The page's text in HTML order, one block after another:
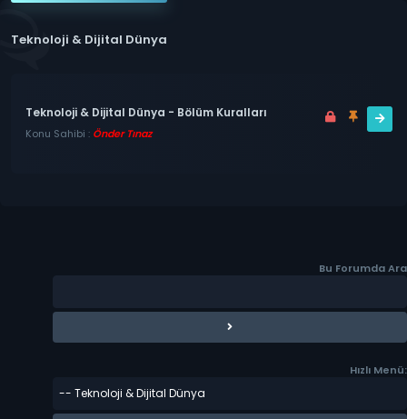
Teknoloji & Dijital Dünya
Teknoloji & Dijital Dünya - Bölüm Kuralları
Konu Sahibi : Önder Tınaz
Bu Forumda Ara
Hızlı Menü: